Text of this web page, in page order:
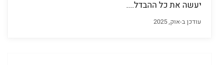
יעשה את כל ההבדל....
עודכן ב-אוק, 2025